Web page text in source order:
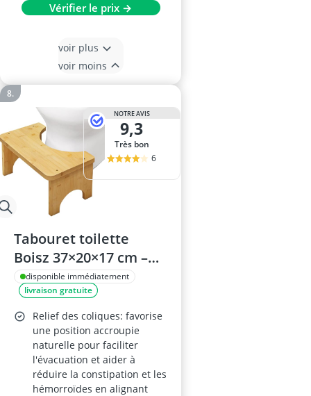
Vérifier le prix →
voir plus
voir moins
NOTRE AVIS
9,3
Très bon
6
Tabouret toilette
Boisz 37×20×17 cm –
bois, physiologique,
anti-constipation,
adultes et enfants
disponible immédiatement
livraison gratuite
Relief des coliques: favorise
une position accroupie
naturelle pour faciliter
l'évacuation et aider à
réduire la constipation et les
hémorroïdes en alignant